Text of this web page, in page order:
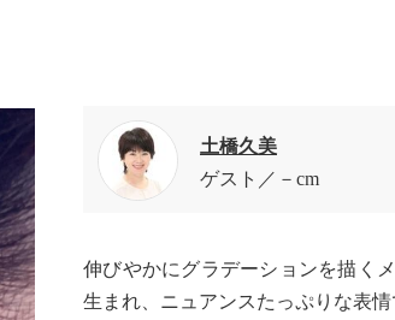
土橋久美
ゲスト
－cm
伸びやかにグラデーションを描く
生まれ、ニュアンスたっぷりな表